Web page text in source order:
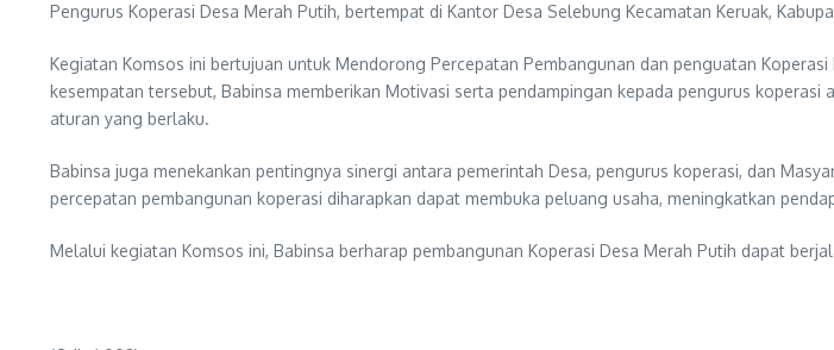
Pengurus Koperasi Desa Merah Putih, bertempat di Kantor Desa Selebung Kecamatan Keruak,
Kegiatan Komsos ini bertujuan untuk Mendorong Percepatan Pembangunan dan penguatan
kesempatan tersebut, Babinsa memberikan Motivasi serta pendampingan kepada pengurus
aturan yang berlaku.
Babinsa juga menekankan pentingnya sinergi antara pemerintah Desa, pengurus koperasi, dan
percepatan pembangunan koperasi diharapkan dapat membuka peluang usaha, meningkatkan
Melalui kegiatan Komsos ini, Babinsa berharap pembangunan Koperasi Desa Merah Putih dapat